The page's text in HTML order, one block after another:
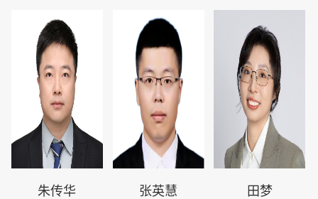
朱传华 张英慧 田梦